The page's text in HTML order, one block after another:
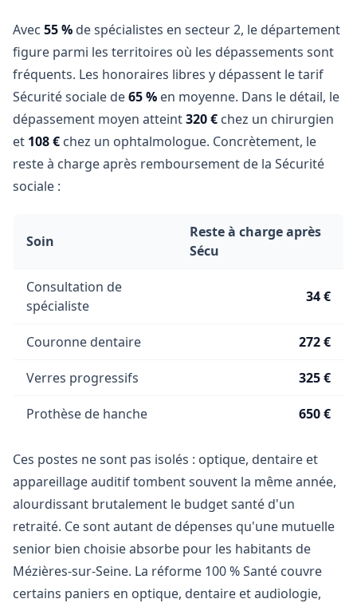
Avec 55 % de spécialistes en secteur 2, le département
figure parmi les territoires où les dépassements sont
fréquents. Les honoraires libres y dépassent le tarif
Sécurité sociale de65 % en moyenne. Dans le détail, le
dépassement moyen atteint320 € chez un chirurgien
et 108 € chez un ophtalmologue. Concrètement, le
reste à charge après remboursement de la Sécurité
sociale :
Soin
Reste à charge après
Sécu
Consultation de
spécialiste
34 €
Couronne dentaire 272 €
Verres progressifs 325 €
Prothèse de hanche 650 €
Ces postes ne sont pas isolés : optique, dentaire et
appareillage auditif tombent souvent la même année,
alourdissant brutalement le budget santé d'un
retraité. Ce sont autant de dépenses qu'une mutuelle
senior bien choisie absorbe pour les habitants de
Mézières-sur-Seine. La réforme 100 % Santé couvre
certains paniers en optique, dentaire et audiologie,